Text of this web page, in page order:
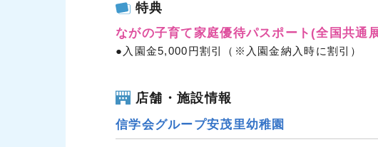
特典
ながの子育て家庭優待パスポート (全国共通
●入園金5,000円割引（※入園金納入時に割引）
店舗・施設情報
信学会グループ安茂里幼稚園